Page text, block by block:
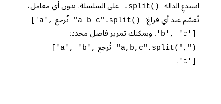
استدعِ الدالة .split()
على السلسلة. بدون أي معامل،
تُقسّم عند أي فراغ:
"a b c".split() تُرجع ['a',
'b', 'c'] . ويمكنك تمرير فاصل محدد:
"a,b,c".split(",") تُرجع ['a', 'b',
'c']
.